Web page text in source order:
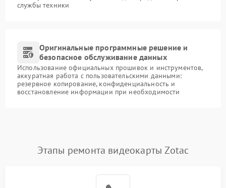
службы техники
Оригинальные программные решение и
безопасное обслуживание данных
Использование официальных прошивок и инструментов,
аккуратная работа с пользовательскими данными:
резервное копирование, конфиденциальность и
восстановление информации при необходимости
Этапы ремонта видеокарты Zotac